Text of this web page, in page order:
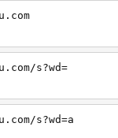
s?wd=
s?wd=a